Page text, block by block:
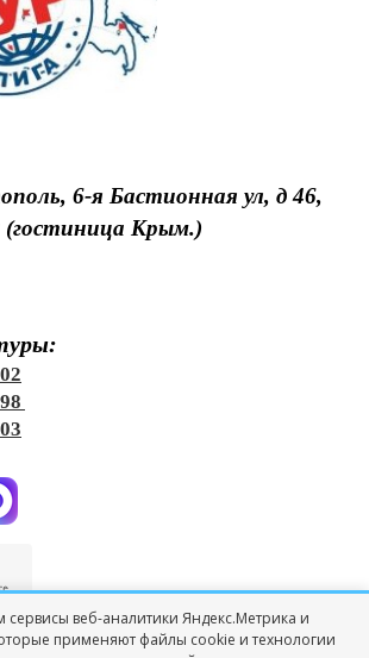
6-я Бастионная ул, д 46,
(гостиница Крым.)
"ТК Черноморская Лига Тур"
сервисы веб-аналитики Яндекс.Метрика и
применяют файлы cookie и технологии